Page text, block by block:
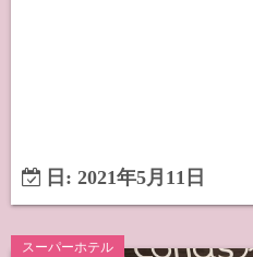
日: 2021年5月11日
スーパーホテル